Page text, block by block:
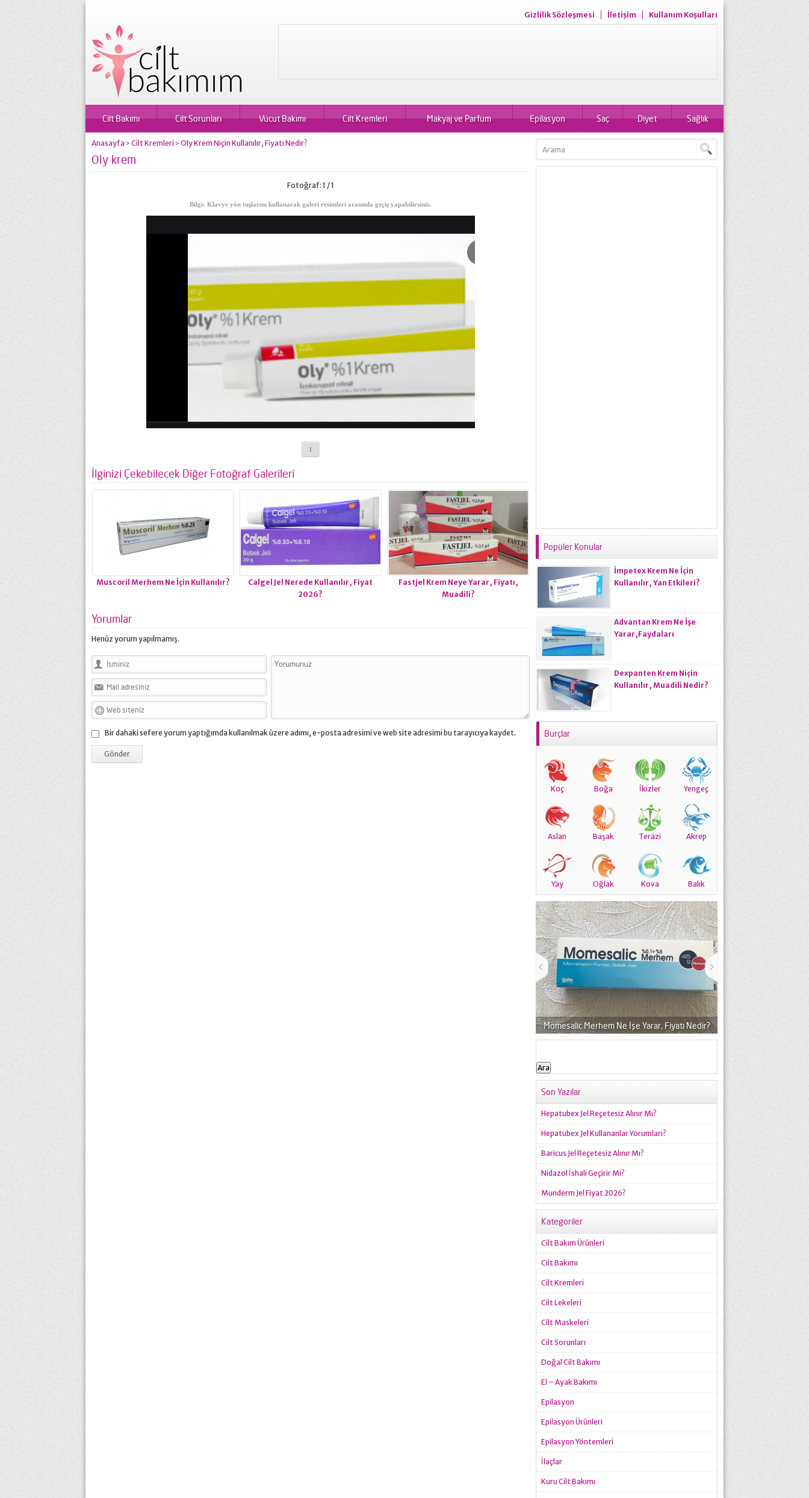
Gizlilik Sözleşmesi İletişim Kullanım Koşulları
Cilt Bakımı Cilt Sorunları Vücut Bakımı Cilt Kremleri Makyaj ve Parfüm Epilasyon Saç Diyet Sağlık
Anasayfa > Cilt Kremleri > Oly Krem Niçin Kullanılır, Fiyatı Nedir?
Oly krem
Fotoğraf: 1 / 1
Bilgi: Klavye yön tuşlarını kullanarak galeri resimleri arasında geçiş yapabilirsiniz.
1
İlginizi Çekebilecek Diğer Fotoğraf Galerileri
Muscoril Merhem Ne İçin Kullanılır?
Calgel Jel Nerede Kullanılır, Fiyat
2026?
Fastjel Krem Neye Yarar, Fiyatı,
Muadili?
Yorumlar
Henüz yorum yapılmamış.
Bir dahaki sefere yorum yaptığımda kullanılmak üzere adımı, e-posta adresimi ve web site adresimi bu tarayıcıya kaydet.
Popüler Konular
İmpetex Krem Ne İçin
Kullanılır, Yan Etkileri?
Advantan Krem Ne İşe
Yarar,Faydaları
Dexpanten Krem Niçin
Kullanılır, Muadili Nedir?
Burçlar
Koç Boğa İkizler Yengeç
Aslan Başak Terazi Akrep
Yay Oğlak Kova Balık
Momesalic Merhem Ne İşe Yarar, Fiyatı Nedir? Momecon Losyon Neye Yarar, Muadili
Arama:
Son Yazılar
Hepatubex Jel Reçetesiz Alınır Mı?
Hepatubex Jel Kullananlar Yorumları?
Baricus Jel Reçetesiz Alınır Mı?
Nidazol İshali Geçirir Mi?
Munderm Jel Fiyat 2026?
Kategoriler
Cilt Bakım Ürünleri
Cilt Bakımı
Cilt Kremleri
Cilt Lekeleri
Cilt Maskeleri
Cilt Sorunları
Doğal Cilt Bakımı
El – Ayak Bakımı
Epilasyon
Epilasyon Ürünleri
Epilasyon Yöntemleri
İlaçlar
Kuru Cilt Bakımı